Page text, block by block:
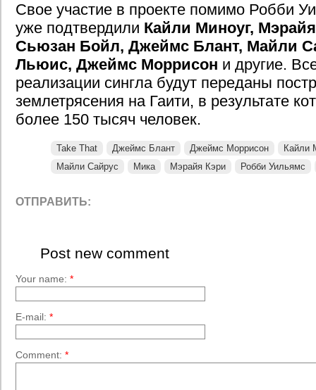
Свое участие в проекте помимо Робби
уже подтвердили Кайли Миноуг,
Сьюзан Бойл, Джеймс Блант, Майли
Льюис, Джеймс Моррисон и другие.
реализации сингла будут переданы
землетрясения на Гаити, в результате
более 150 тысяч человек.
Take That Джеймс Блант Джеймс Моррисон
Кайли
Майли Сайрус
Мика Мэрайя Кэри Робби Уильямс
ОТПРАВИТЬ:
Post new comment
Your name: *
E-mail: *
Comment: *